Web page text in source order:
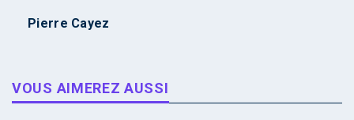
Pierre Cayez
VOUS AIMEREZ AUSSI